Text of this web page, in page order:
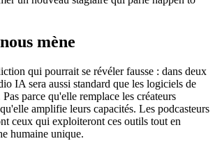
mène
qui pourrait se révéler fausse : dans deux
IA sera aussi standard que les logiciels de
parce qu'elle remplace les créateurs
amplifie leurs capacités. Les podcasteurs
ceux qui exploiteront ces outils tout en
humaine unique.